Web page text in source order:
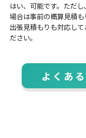
はい、可能です。ただ
場合は事前の概算見積も
出張見積もりも対応し
ださい。
よくあ